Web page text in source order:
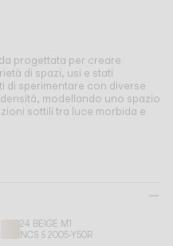
progettata per creare
di spazi, usi e stati
di sperimentare con diverse
modellando uno spazio
sottili tra luce morbida e
24 BEIGE M1
NCS S 2005-Y50R